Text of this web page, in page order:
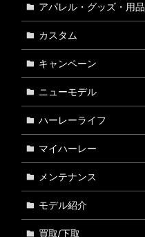
アパレル・グッズ・用品
カスタム
キャンペーン
ニューモデル
ハーレーライフ
マイハーレー
メンテナンス
モデル紹介
買取/下取